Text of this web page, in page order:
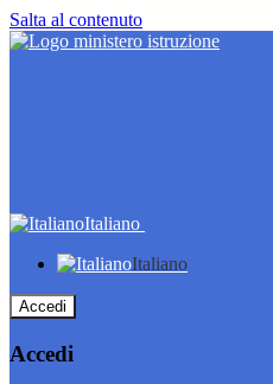
Salta al contenuto
Italiano
Italiano
Accedi
Accedi